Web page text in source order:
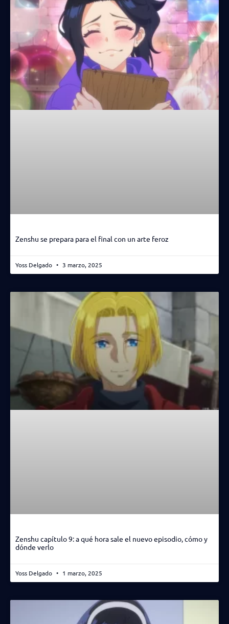
Zenshu se prepara para el final con un arte feroz
Yoss Delgado 3 marzo, 2025
Zenshu capítulo 9: a qué hora sale el nuevo episodio, cómo y
dónde verlo
Yoss Delgado 1 marzo, 2025